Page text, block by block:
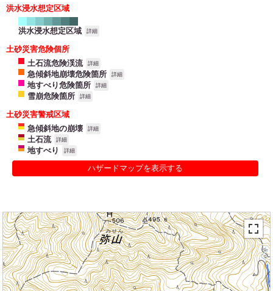
洪水浸水想定区域
洪水浸水想定区域 詳細
土砂災害危険個所
土石流危険渓流
詳細
急傾斜地崩壊危険箇所 詳細
地すべり危険箇所 詳細
雪崩危険箇所 詳細
土砂災害警戒区域
急傾斜地の崩壊
詳細
土石流 詳細
地すべり 詳細
ハザードマップを表示する